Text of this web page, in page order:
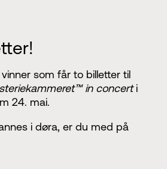
som får to billetter til
in concerti
24. mai.
i døra, er du med på